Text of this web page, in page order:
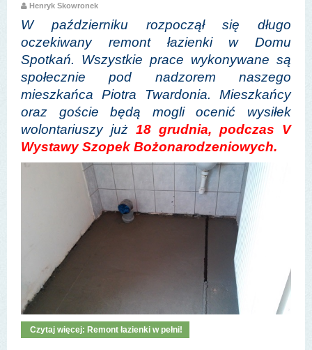
Henryk Skowronek
W październiku rozpoczął się długo
oczekiwany remont łazienki w Domu
Spotkań. Wszystkie prace wykonywane są
społecznie pod nadzorem naszego
mieszkańca Piotra Twardonia. Mieszkańcy
oraz goście będą mogli ocenić wysiłek
wolontariuszy już 18 grudnia, podczas V
Wystawy Szopek Bożonarodzeniowych.
Czytaj więcej: Remont łazienki w pełni!